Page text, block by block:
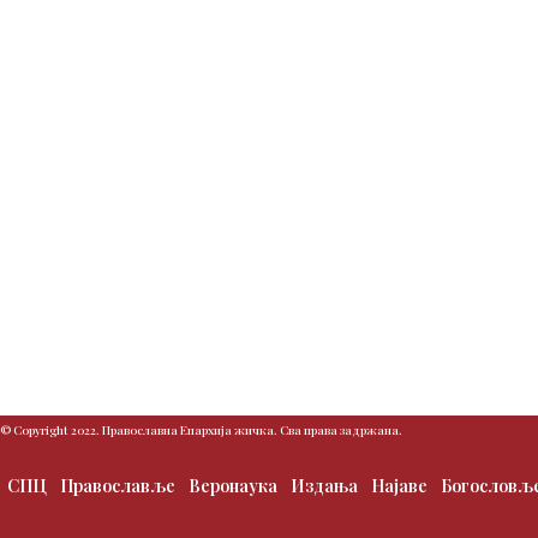
© Copyright 2022. Православна Епархија жичка. Сва права задржана.
СПЦ Православље Веронаука Издања Најаве